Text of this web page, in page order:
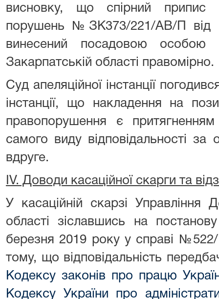
висновку, що спірний припис
порушень №ЗК373/221/АВ/П від
винесений посадовою особою
Закарпатській області правомірно.
Суд апеляційної інстанції
інстанції, що накладення на
правопорушення є
самого виду відповідальності
вдруге.
IV. Доводи касаційної скарги та
У касаційній скарзі Управління
області зіславшись на
березня 2019 року у справі
тому, що відповідальність
Кодексу законів про працю
Кодексу України про